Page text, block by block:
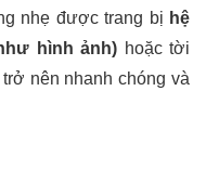
nhẹ được trang bị hệ
hình ảnh) hoặc tời
nên nhanh chóng và